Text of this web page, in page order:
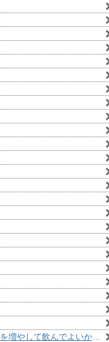
痛み止めを飲んでも効かない場合、量を増やして飲んでよいか？